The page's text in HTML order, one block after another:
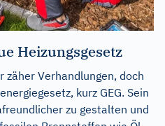
Heizungsgesetz
zäher Verhandlungen, doch
kurz GEG. Sein
zu gestalten und